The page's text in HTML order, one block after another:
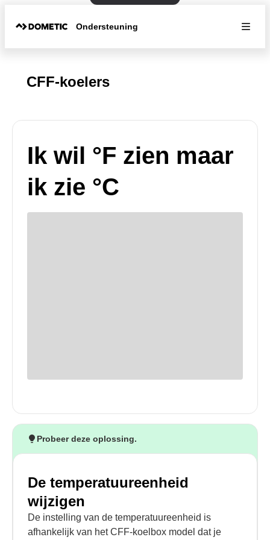
Ondersteuning
CFF-koelers
Ik wil °F zien maar
ik zie °C
Probeer deze oplossing.
De temperatuureenheid
wijzigen
De instelling van de temperatuureenheid is
afhankelijk van het CFF-koelbox model dat je